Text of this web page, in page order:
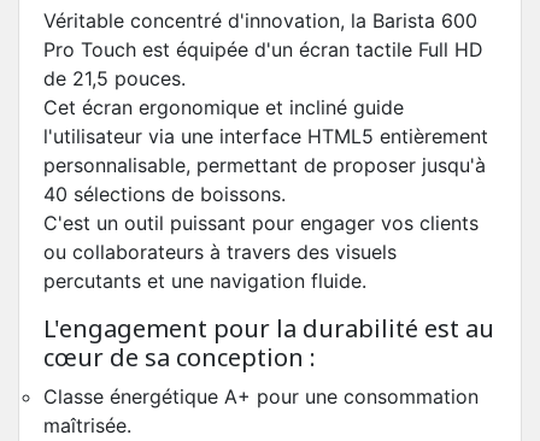
Véritable concentré d'innovation, la Barista 600
Pro Touch est équipée d'un écran tactile Full HD
de 21,5 pouces.
Cet écran ergonomique et incliné guide
l'utilisateur via une interface HTML5 entièrement
personnalisable, permettant de proposer jusqu'à
40 sélections de boissons.
C'est un outil puissant pour engager vos clients
ou collaborateurs à travers des visuels
percutants et une navigation fluide.
L'engagement pour la durabilité est au
cœur de sa conception :
Classe énergétique A+ pour une consommation
maîtrisée.